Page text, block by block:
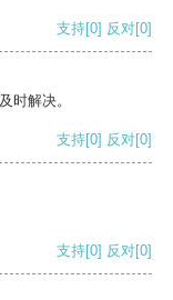
支持[0] 反对[0]
时解决。
支持[0] 反对[0]
支持[0] 反对[0]